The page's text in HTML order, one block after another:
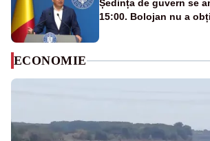
Ședința de guvern se
15:00. Bolojan nu a
ECONOMIE